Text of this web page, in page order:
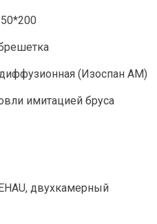
(Изоспан АМ)
имитацией бруса
двухкамерный